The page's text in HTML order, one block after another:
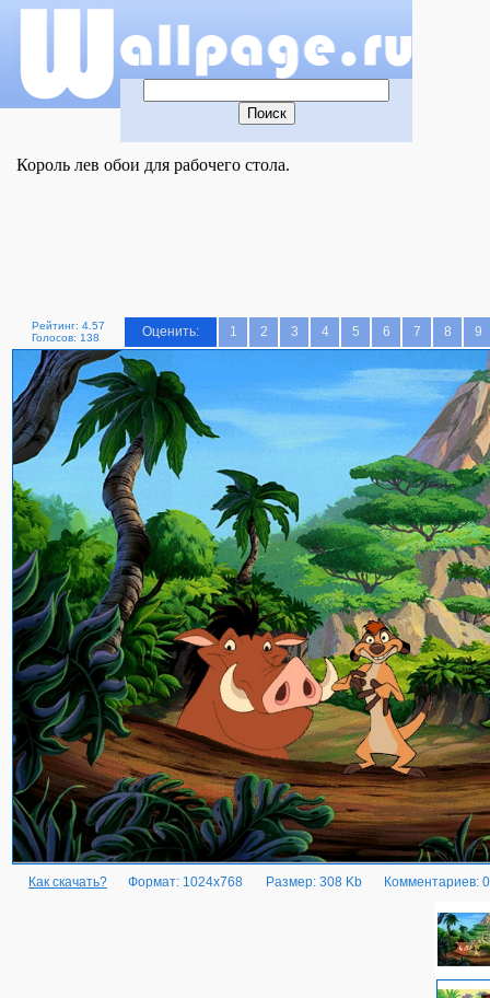
Король лев обои для рабочего стола.
Рейтинг: 4.57
Голосов: 138
Оценить: 1 2 3 4 5 6 7 8 9
Как скачать? Формат: 1024x768 Размер: 308 Kb Комментариев: 0